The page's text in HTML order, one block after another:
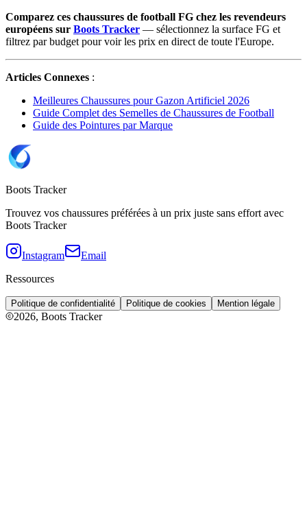
Comparez ces chaussures de football FG chez les revendeurs
européens sur Boots Tracker — sélectionnez la surface FG et
filtrez par budget pour voir les prix en direct de toute l'Europe.
Articles Connexes :
Meilleures Chaussures pour Gazon Artificiel 2026
Guide Complet des Semelles de Chaussures de Football
Guide des Pointures par Marque
Boots Tracker
Trouvez vos chaussures préférées à un prix juste sans effort avec
Boots Tracker
Instagram
Email
Ressources
Politique de confidentialité Politique de cookies Mention légale
2026, Boots Tracker